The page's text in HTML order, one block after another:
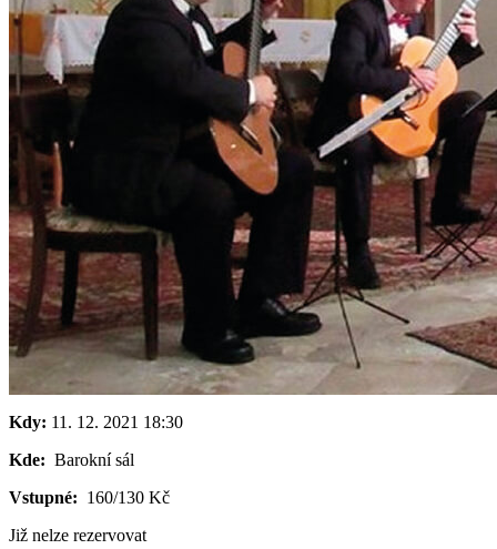
Kdy: 11. 12. 2021 18:30
Kde: Barokní sál
Vstupné: 160/130 Kč
Již nelze rezervovat